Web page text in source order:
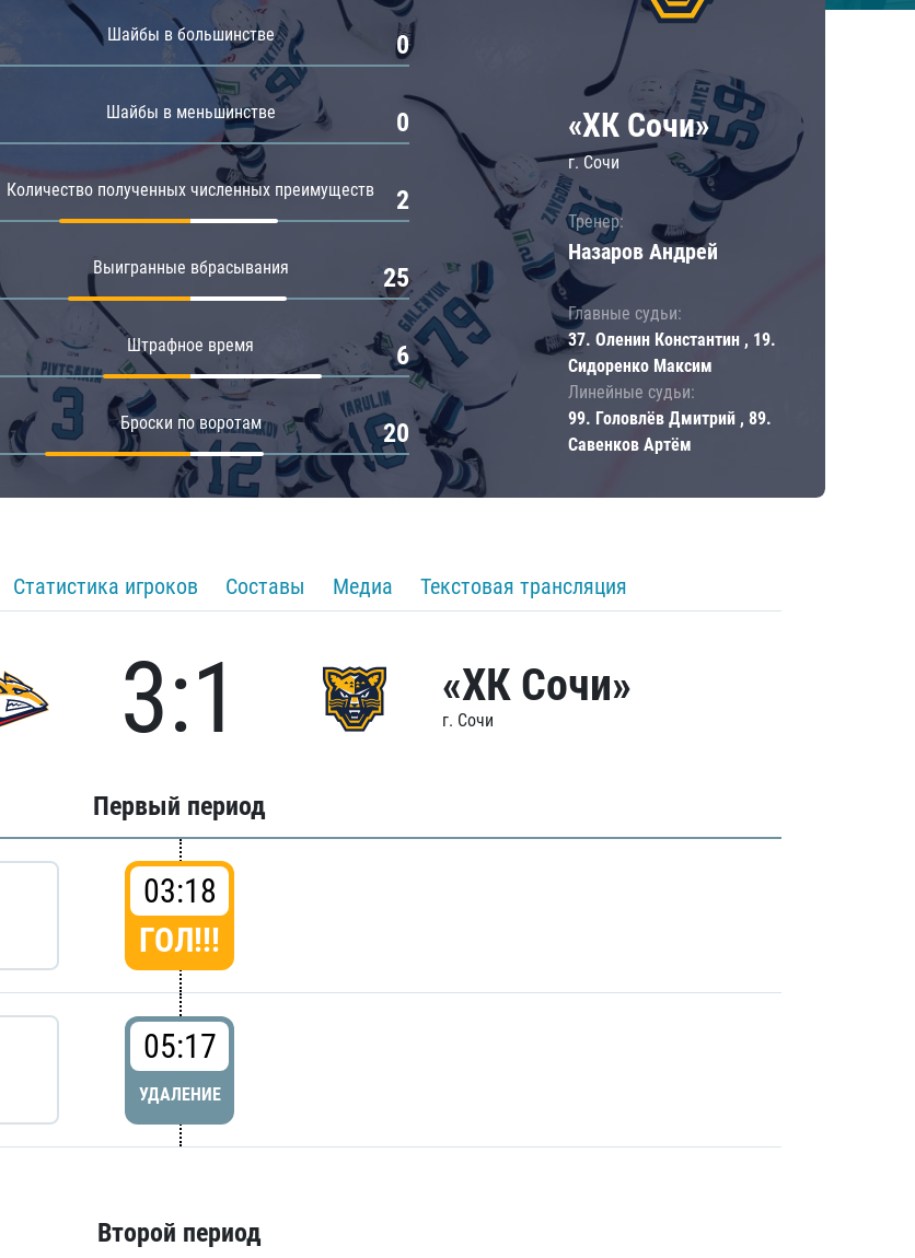
Шайбы в большинстве 0
Шайбы в меньшинстве 0
Количество полученных численных преимуществ 2
Выигранные вбрасывания 25
Штрафное время 6
Броски по воротам 20
«ХК Сочи»
г. Сочи
Тренер:
Назаров Андрей
Главные судьи:
37. Оленин Константин , 19.
Сидоренко Максим
Линейные судьи:
99. Головлёв Дмитрий , 89.
Савенков Артём
Статистика игроков Составы Медиа Текстовая трансляция
3:1 «ХК Сочи»
г. Сочи
Первый период
03:18
ГОЛ!!!
05:17
УДАЛЕНИЕ
Второй период